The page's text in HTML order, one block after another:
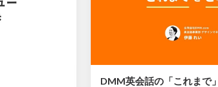
DMM英会話の「これまで